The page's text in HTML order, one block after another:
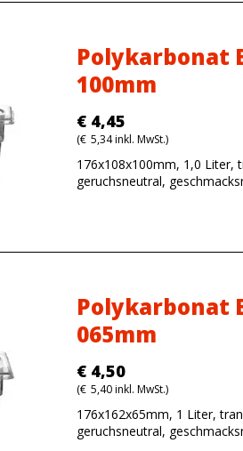
Polykarbonat
100mm
€ 4,45
(€ 5,34inkl. MwSt.)
176x108x100mm, 1,0 Liter,
geruchsneutral,
Polykarbonat
065mm
€ 4,50
(€ 5,40inkl. MwSt.)
176x162x65mm, 1 Liter,
geruchsneutral,